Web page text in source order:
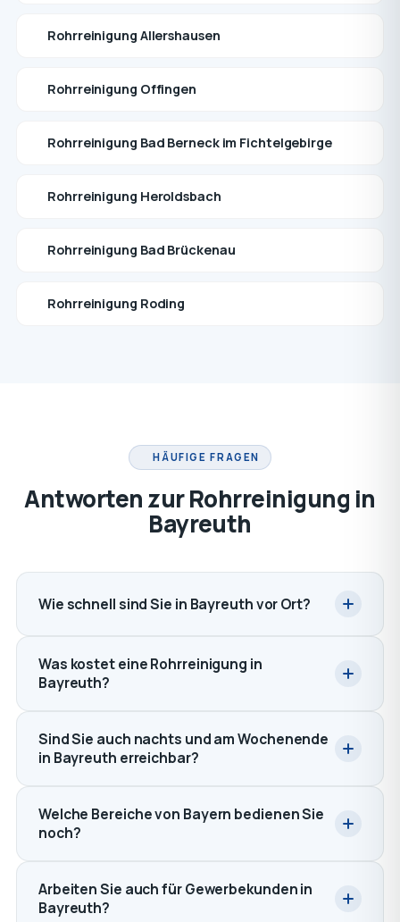
Rohrreinigung Allershausen
Rohrreinigung Offingen
Rohrreinigung Bad Berneck im Fichtelgebirge
Rohrreinigung Heroldsbach
Rohrreinigung Bad Brückenau
Rohrreinigung Roding
HÄUFIGE FRAGEN
Antworten zur Rohrreinigung in
Bayreuth
Wie schnell sind Sie in Bayreuth vor Ort?
Was kostet eine Rohrreinigung in
Bayreuth?
Sind Sie auch nachts und am Wochenende
in Bayreuth erreichbar?
Welche Bereiche von Bayern bedienen Sie
noch?
Arbeiten Sie auch für Gewerbekunden in
Bayreuth?